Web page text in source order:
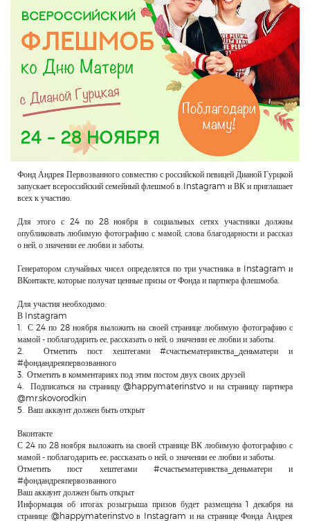
Фонд Андрея Первозванного совместно с российской певицей Дианой Гурцкой
запускает всероссийский семейный флешмоб в Instagram и ВК и приглашает
всех к участию.
Для этого с 24 по 28 ноября в социальных сетях участники должны
опубликовать любимую фотографию с мамой, слова благодарности и рассказ
о ней, о значении ее любви и заботы.
Генератором случайных чисел определятся по три участника в Instagram и
ВКонтакте, которые получат ценные призы от Фонда и партнера флешмоба.
Для участия необходимо:
В Instagram
1. С 24 по 28 ноября выложить на своей странице любимую фотографию с
мамой - поблагодарить ее, рассказать о ней, о значении ее любви и заботы.
2. Отметить пост хештегами #счастьематеринства_деньматери и
#фондандреяпервозванного
3. Отметить в комментариях под этим постом двух своих друзей
4. Подписаться на страницу @happymaterinstvo и на страницу партнера
@mr.skovorodkin
5. Ваш аккаунт должен быть открыт
Вконтакте
С 24 по 28 ноября выложить на своей странице ВК любимую фотографию с
мамой - поблагодарить ее, рассказать о ней, о значении ее любви и заботы.
Отметить пост хештегами #счастьематеринства_деньматери и
#фондандреяпервозванного
Ваш аккаунт должен быть открыт
Информация об итогах розыгрыша призов будет размещена 1 декабря на
странице @happymaterinstvo в Instagram и на странице Фонда Андрея